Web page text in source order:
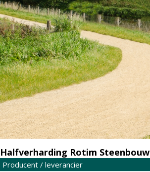
Halfverharding Rotim Steenbouw
Producent / leverancier